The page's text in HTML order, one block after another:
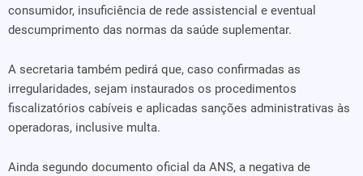
consumidor, insuficiência de rede assistencial e eventual
descumprimento das normas da saúde suplementar.
A secretaria também pedirá que, caso confirmadas as
irregularidades, sejam instaurados os procedimentos
fiscalizatórios cabíveis e aplicadas sanções administrativas às
operadoras, inclusive multa.
Ainda segundo documento oficial da ANS, a negativa de